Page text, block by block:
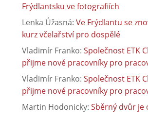
Frýdlantsku ve fotografiích
Lenka Úžasná: Ve Frýdlantu se
kurz včelařství pro dospělé
Vladimír Franko: Společnost ETK
přijme nové pracovníky pro
Vladimír Franko: Společnost ETK
přijme nové pracovníky pro
Martin Hodonicky: Sběrný dvůr je